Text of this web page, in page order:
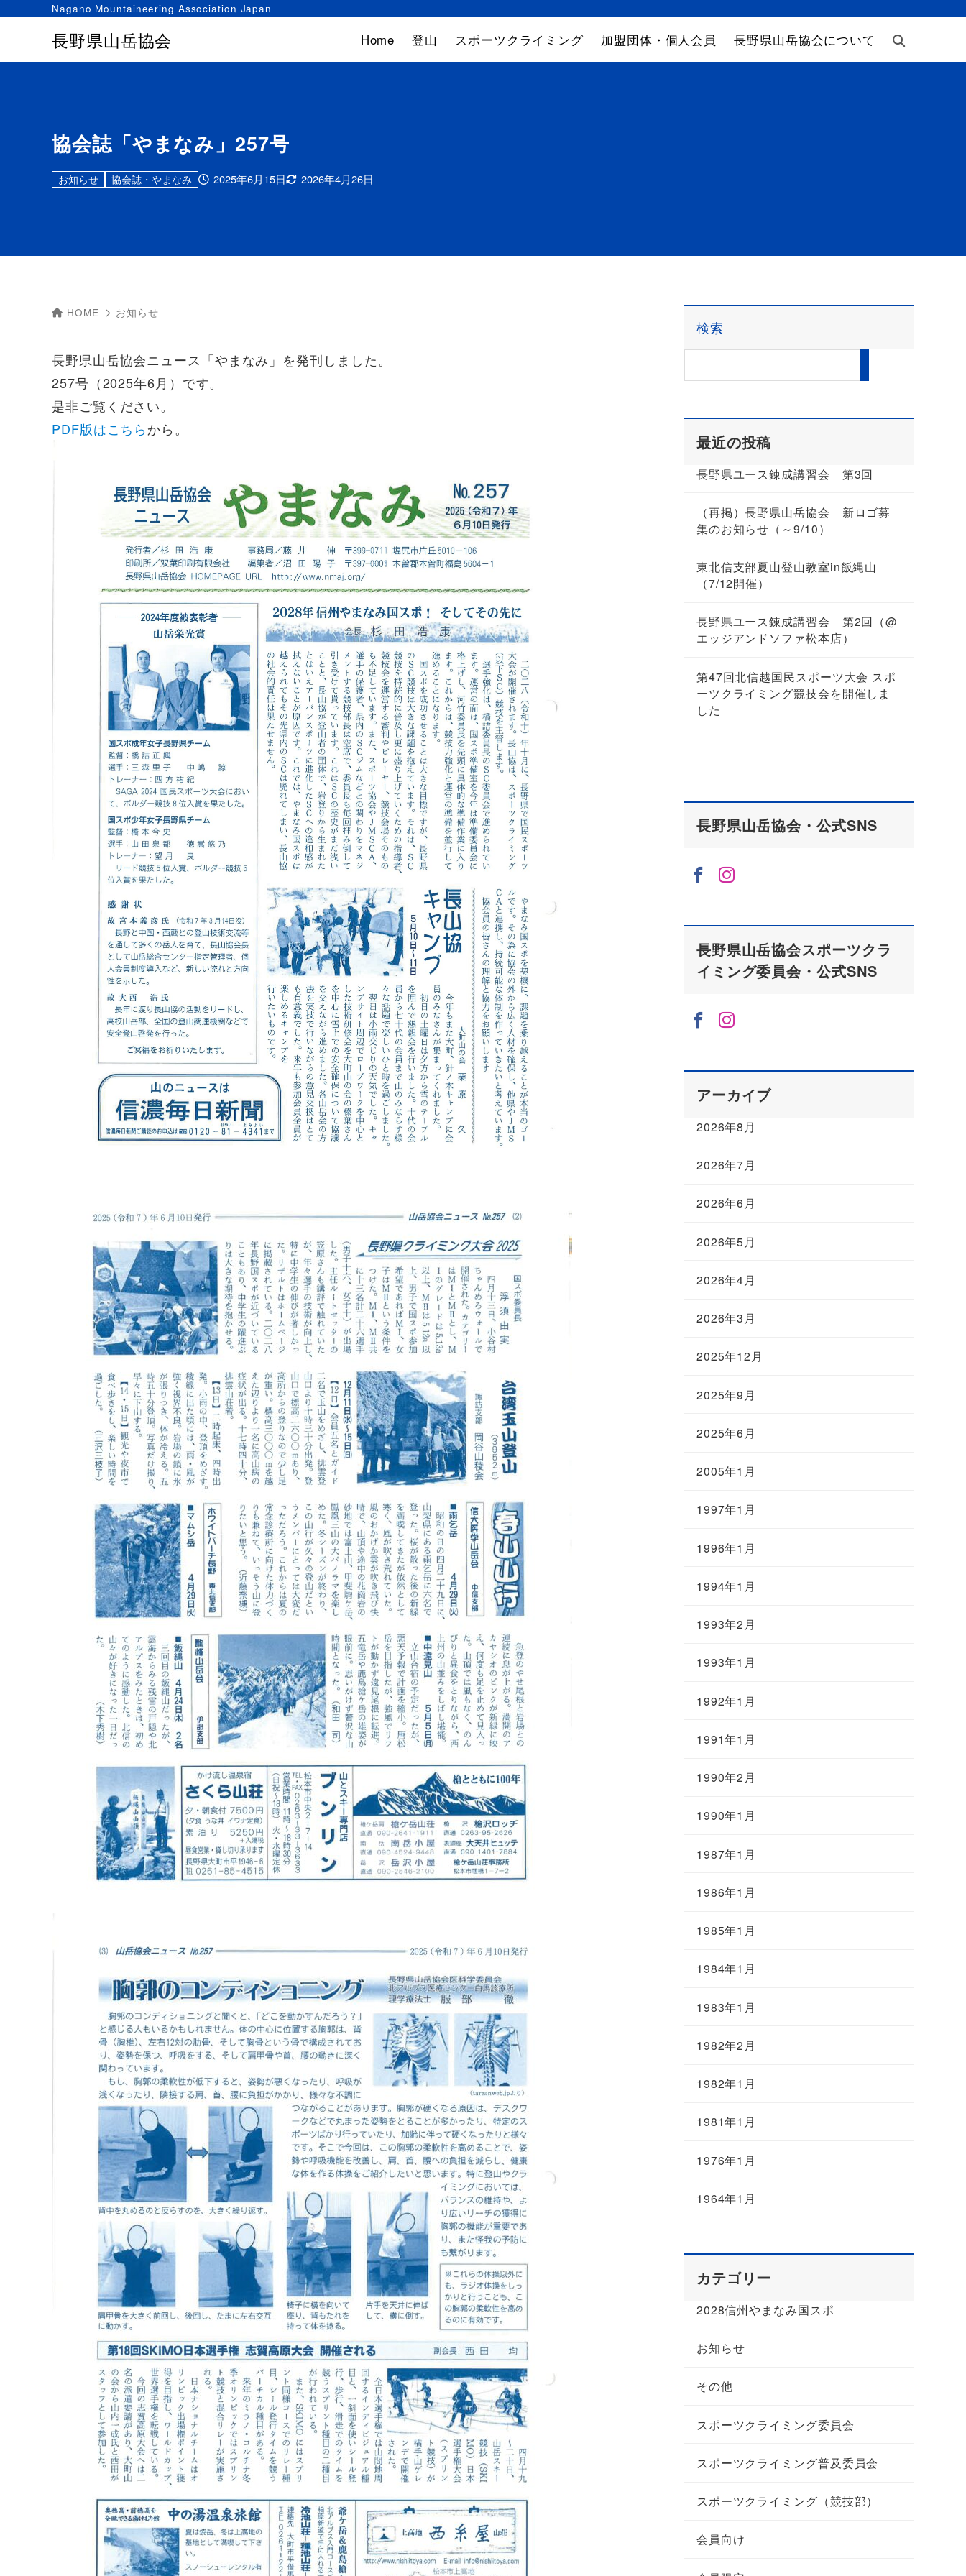
長野県山岳協会
Nagano Mountaineering Association Japan
Home 登山 スポーツクライミング 加盟団体・個人会員 長野県山岳協会について
協会誌「やまなみ」257号
2025年6月15日 2026年4月26日
お知らせ 協会誌・やまなみ
HOME お知らせ
長野県山岳協会ニュース「やまなみ」を発刊しました。
257号（2025年6月）です。
是非ご覧ください。
PDF版はこちらから。
検索
最近の投稿
長野県ユース錬成講習会 第3回
（再掲）長野県山岳協会 新ロゴ募
集のお知らせ（～9/10）
東北信支部夏山登山教室in飯縄山
（7/12開催）
長野県ユース錬成講習会 第2回（@
エッジアンドソファ松本店）
第47回北信越国民スポーツ大会 スポ
ーツクライミング競技会を開催しま
した
長野県山岳協会・公式SNS
長野県山岳協会スポーツクラ
イミング委員会・公式SNS
アーカイブ
2026年8月
2026年7月
2026年6月
2026年5月
2026年4月
2026年3月
2025年12月
2025年9月
2025年6月
2005年1月
1997年1月
1996年1月
1994年1月
1993年2月
1993年1月
1992年1月
1991年1月
1990年2月
1990年1月
1987年1月
1986年1月
1985年1月
1984年1月
1983年1月
1982年2月
1982年1月
1981年1月
1976年1月
1964年1月
カテゴリー
2028信州やまなみ国スポ
お知らせ
その他
スポーツクライミング委員会
スポーツクライミング普及委員会
スポーツクライミング（競技部）
会員向け